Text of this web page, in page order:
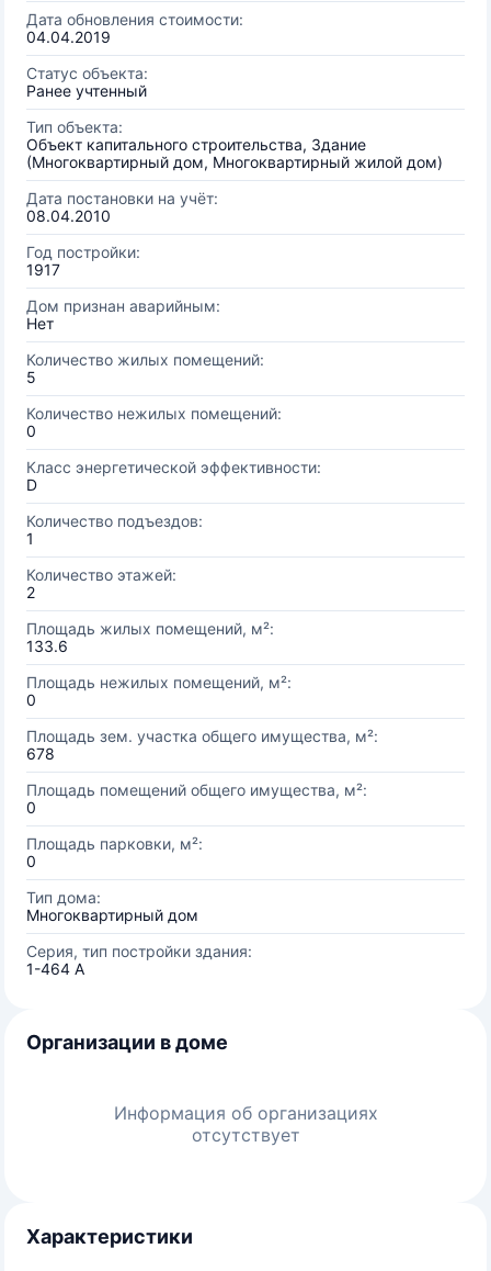
Дата обновления стоимости:
04.04.2019
Статус объекта:
Ранее учтенный
Тип объекта:
Объект капитального строительства, Здание
(Многоквартирный дом, Многоквартирный жилой дом)
Дата постановки на учёт:
08.04.2010
Год постройки:
1917
Дом признан аварийным:
Нет
Количество жилых помещений:
5
Количество нежилых помещений:
0
Класс энергетической эффективности:
D
Количество подъездов:
1
Количество этажей:
2
Площадь жилых помещений, м²:
133.6
Площадь нежилых помещений, м²:
0
Площадь зем. участка общего имущества, м²:
678
Площадь помещений общего имущества, м²:
0
Площадь парковки, м²:
0
Тип дома:
Многоквартирный дом
Серия, тип постройки здания:
1-464 А
Организации в доме
Информация об организациях
отсутствует
Характеристики